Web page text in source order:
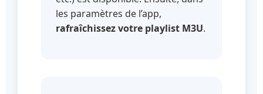
les paramètres de l’app,
rafraîchissez votre playlist M3U.